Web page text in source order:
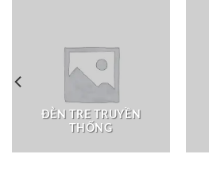
ĐÈN TRE TRUYỀN
THỐNG